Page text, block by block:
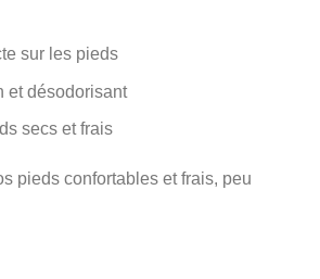
sur les pieds
et désodorisant
secs et frais
pieds confortables et frais, peu